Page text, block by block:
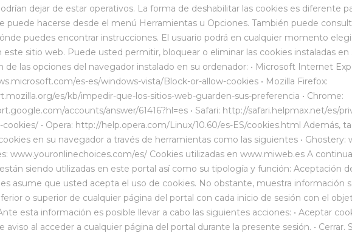
dejar de estar operativos. La forma de deshabilitar las cookies es diferente
puede hacerse desde el menú Herramientas u Opciones. También puede
puedes encontrar instrucciones. El usuario podrá en cualquier momento
este sitio web. Puede usted permitir, bloquear o eliminar las cookies instaladas
de las opciones del navegador instalado en su ordenador: • Microsoft Internet
es-es/windows-vista/Block-or-allow-cookies • Mozilla Firefox:
es/kb/impedir-que-los-sitios-web-guarden-sus-preferencia • Chrome:
accounts/answer/61416?hl=es • Safari: http://safari.helpmax.net/es/
cookies/ • Opera: http://help.opera.com/Linux/10.60/es-ES/cookies.html Además,
en su navegador a través de herramientas como las siguientes • Ghostery:
www.youronlinechoices.com/es/ Cookies utilizadas en www.miweb.es A
siendo utilizadas en este portal así como su tipología y función: Aceptación
asume que usted acepta el uso de cookies. No obstante, muestra información
o superior de cualquier página del portal con cada inicio de sesión con el
esta información es posible llevar a cabo las siguientes acciones: • Aceptar
aviso al acceder a cualquier página del portal durante la presente sesión. • Cerrar.